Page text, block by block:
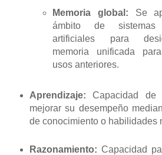
Memoria global: Se
ámbito de sistemas
artificiales para
memoria unificada
usos anteriores.
Aprendizaje:Capacidad de
mejorar su desempeño
de conocimiento o habilidades
Razonamiento: Capacidad